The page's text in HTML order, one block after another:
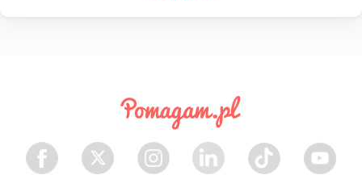
Facebook Twitter Instagram LinkedIn TikTok Youtube